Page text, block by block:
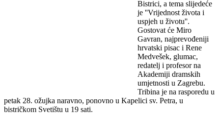
Bistrici, a tema slijedeće
je ''Vrijednost života i
uspjeh u životu''.
Gostovat će Miro
Gavran, najprevođeniji
hrvatski pisac i Rene
Medvešek, glumac,
redatelj i profesor na
Akademiji dramskih
umjetnosti u Zagrebu.
Tribina je na rasporedu u
petak 28. ožujka naravno, ponovno u Kapelici sv. Petra, u
bistričkom Svetištu u 19 sati.